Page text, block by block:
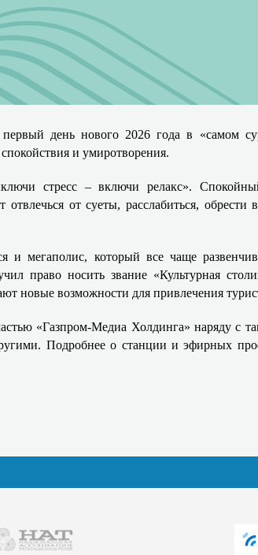
день нового 2026 года в «самом
и умиротворения.
стресс – включи релакс». С
отвлечься от суеты, расслабиться,
и мегаполис, который все чаще
право носить звание «Культурная
новые возможности для привлечения
«Газпром-Медиа Холдинга» наряду с
Подробнее о станции и эфирных